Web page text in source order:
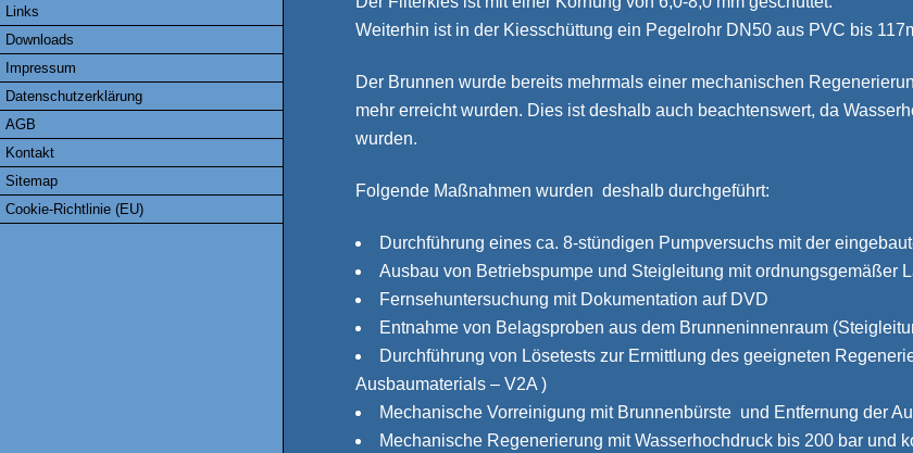
Links
Downloads
Impressum
Datenschutzerklärung
AGB
Kontakt
Sitemap
Cookie-Richtlinie (EU)
Weiterhin ist in der Kiesschüttung ein Pegelrohr DN50 aus PVC bis
Der Brunnen wurde bereits mehrmals einer mechanischen
mehr erreicht wurden. Dies ist deshalb auch beachtenswert, da
wurden.
Folgende Maßnahmen wurden deshalb durchgeführt:
Durchführung eines ca. 8-stündigen Pumpversuchs mit der
Ausbau von Betriebspumpe und Steigleitung mit ordnungsgemäßer
Fernsehuntersuchung mit Dokumentation auf DVD
Entnahme von Belagsproben aus dem Brunneninnenraum
Durchführung von Lösetests zur Ermittlung des geeigneten
Ausbaumaterials – V2A )
Mechanische Vorreinigung mit Brunnenbürste und Entfernung der
Mechanische Regenerierung mit Wasserhochdruck bis 200 bar